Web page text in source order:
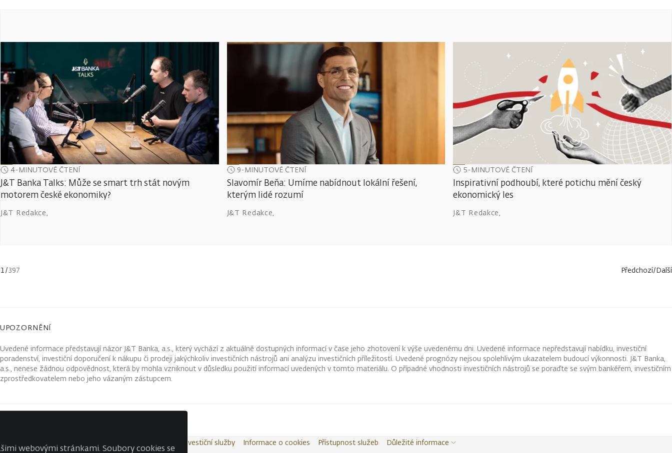
4-MINUTOVÉ ČTENÍ
J&T Banka Talks: Může se smart trh stát novým
motorem české ekonomiky?
J&T Redakce,
9-MINUTOVÉ ČTENÍ
Slavomír Beňa: Umíme nabídnout lokální řešení,
kterým lidé rozumí
J&T Redakce,
5-MINUTOVÉ ČTENÍ
Inspirativní podhoubí, které potichu mění český
ekonomický les
J&T Redakce,
1/397 Předchozí/Další
UPOZORNĚNÍ
Uvedené informace představují názor J&T Banka, a.s., který vychází z aktuálně dostupných informací v čase jeho zhotovení k výše uvedenému dni. Uvedené informace nepředstavují nabídku, investiční
poradenství, investiční doporučení k nákupu či prodeji jakýchkoliv investičních nástrojů ani analýzu investičních příležitostí. Uvedené prognózy nejsou spolehlivým ukazatelem budoucí výkonnosti. J&T Banka,
a.s., nenese žádnou odpovědnost, která by mohla vzniknout v důsledku použití informací uvedených v tomto materiálu. O případné vhodnosti investičních nástrojů se poraďte se svým bankéřem, investičním
zprostředkovatelem nebo jeho vázaným zástupcem.
Kontakty Wealth Report Investiční služby Informace o cookies Přístupnost služeb Důležité informace
webovými stránkami. Soubory cookies se